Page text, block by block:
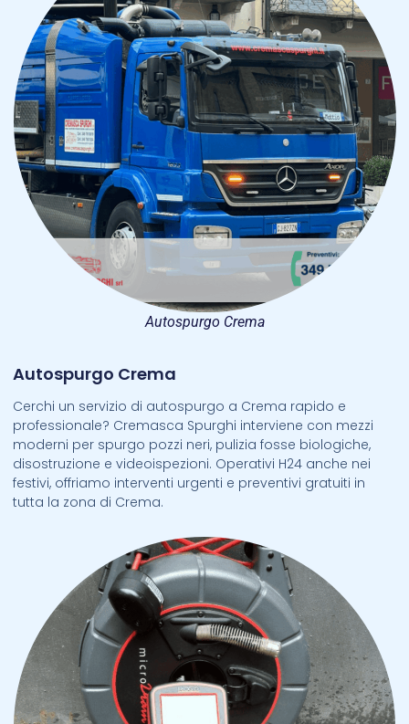
Autospurgo Crema
Autospurgo Crema
Cerchi un servizio di autospurgo a Crema rapido e
professionale? Cremasca Spurghi interviene con mezzi
moderni per spurgo pozzi neri, pulizia fosse biologiche,
disostruzione e videoispezioni. Operativi H24 anche nei
festivi, offriamo interventi urgenti e preventivi gratuiti in
tutta la zona di Crema.